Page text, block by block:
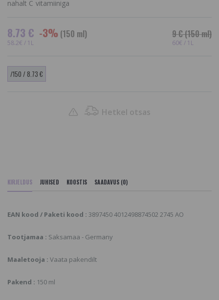
nahalt C vitamiiniga
8.73 € -3% (150 ml)
58.2€ / 1L
9 €(150 ml)
60€ / 1L
/150 / 8.73 €
Hetkel otsas
KIRJELDUS JUHISED KOOSTIS SAADAVUS (0)
EAN kood / Paketi kood : 3897450 4012498874502 2745 AO
Tootjamaa : Saksamaa - Germany
Maaletooja : Vaata pakendilt
Pakend : 150 ml